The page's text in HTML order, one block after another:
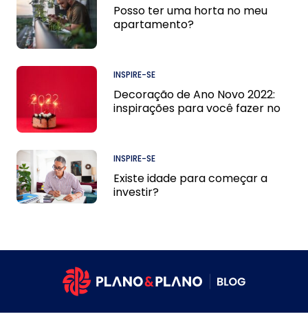
Posso ter uma horta no meu
apartamento?
INSPIRE-SE
Decoração de Ano Novo 2022:
inspirações para você fazer no
INSPIRE-SE
Existe idade para começar a
investir?